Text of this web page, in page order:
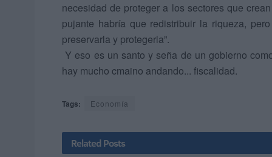
necesidad de proteger a los sectores que
pujante habría que redistribuir la riqueza,
preservarla y protegerla”.
Y eso es un santo y seña de un gobierno
hay mucho cmaino andando... fiscalidad.
Tags: Economía
Related Posts